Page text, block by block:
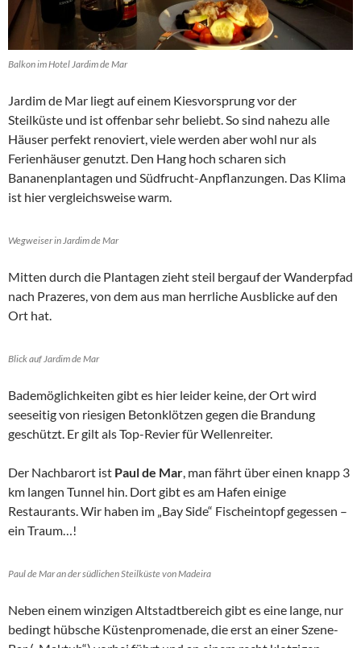
Balkon im Hotel Jardim de Mar
Jardim de Mar liegt auf einem Kiesvorsprung vor der
Steilküste und ist offenbar sehr beliebt. So sind nahezu alle
Häuser perfekt renoviert, viele werden aber wohl nur als
Ferienhäuser genutzt. Den Hang hoch scharen sich
Bananenplantagen und Südfrucht-Anpflanzungen. Das Klima
ist hier vergleichsweise warm.
Wegweiser in Jardim de Mar
Mitten durch die Plantagen zieht steil bergauf der Wanderpfad
nach Prazeres, von dem aus man herrliche Ausblicke auf den
Ort hat.
Blick auf Jardim de Mar
Bademöglichkeiten gibt es hier leider keine, der Ort wird
seeseitig von riesigen Betonklötzen gegen die Brandung
geschützt. Er gilt als Top-Revier für Wellenreiter.
Der Nachbarort ist Paul de Mar, man fährt über einen knapp 3
km langen Tunnel hin. Dort gibt es am Hafen einige
Restaurants. Wir haben im „Bay Side“ Fischeintopf gegessen –
ein Traum…!
Paul de Mar an der südlichen Steilküste von Madeira
Neben einem winzigen Altstadtbereich gibt es eine lange, nur
bedingt hübsche Küstenpromenade, die erst an einer Szene-